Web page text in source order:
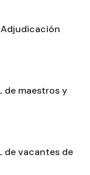
Adjudicación
de maestros y
de vacantes de